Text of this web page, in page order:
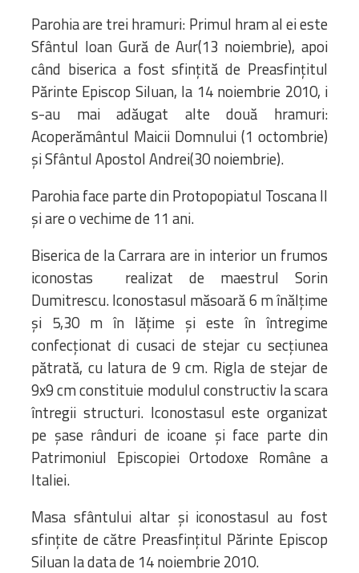
Parohia are trei hramuri: Primul hram al ei este
Sfântul Ioan Gură de Aur(13 noiembrie), apoi
când biserica a fost sfințită de Preasfințitul
Părinte Episcop Siluan, la 14 noiembrie 2010, i
s-au mai adăugat alte două hramuri:
Acoperământul Maicii Domnului (1 octombrie)
și Sfântul Apostol Andrei(30 noiembrie).
Parohia face parte din Protopopiatul Toscana II
și are o vechime de 11 ani.
Biserica de la Carrara are in interior un frumos
iconostas realizat de maestrul Sorin
Dumitrescu. Iconostasul măsoară 6 m înălțime
și 5,30 m în lățime și este în întregime
confecționat di cusaci de stejar cu secțiunea
pătrată, cu latura de 9 cm. Rigla de stejar de
9x9 cm constituie modulul constructiv la scara
întregii structuri. Iconostasul este organizat
pe șase rânduri de icoane și face parte din
Patrimoniul Episcopiei Ortodoxe Române a
Italiei.
Masa sfântului altar și iconostasul au fost
sfințite de către Preasfințitul Părinte Episcop
Siluan la data de 14 noiembrie 2010.